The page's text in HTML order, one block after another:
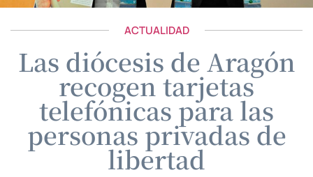
ACTUALIDAD
Las diócesis de Aragón
recogen tarjetas
telefónicas para las
personas privadas de
libertad